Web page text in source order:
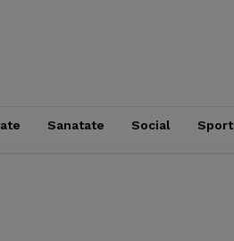
Sanatate Social Sport